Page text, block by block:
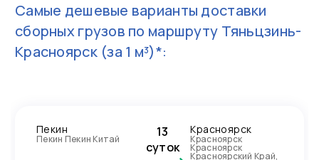
Самые дешевые варианты доставки
сборных грузов по маршруту Тяньцзинь-
Красноярск(за 1 м³)*:
Пекин
Пекин Пекин Китай
13
суток
Красноярск
Красноярск
Красноярск
Красноярский Край,